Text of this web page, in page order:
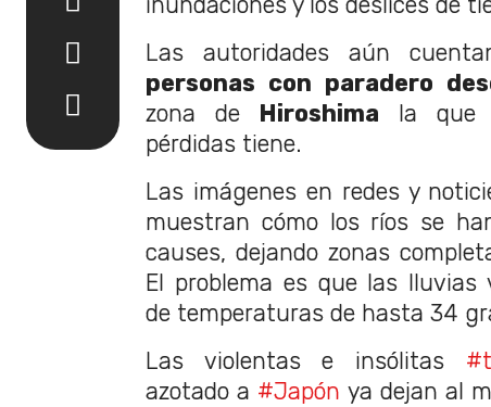
Las autoridades aún
personas con paradero
zona de Hiroshima la que
pérdidas tiene.
Las imágenes en redes y
muestran cómo los ríos se
causes, dejando zonas
El problema es que las lluvias
de temperaturas de hasta 34
Las violentas e insólitas
azotado a #Japón ya dejan al